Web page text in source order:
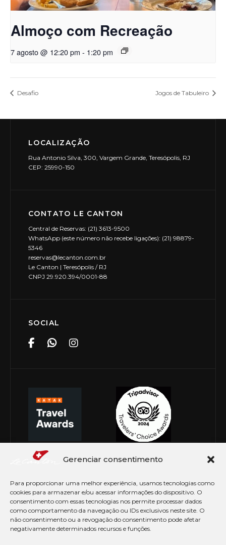
Gerenciar consentimento
Para proporcionar uma melhor experiência, usamos tecnologias como
cookies para armazenar e/ou acessar informações do dispositivo. O
consentimento com essas tecnologias nos permite processar dados
como comportamento da navegação ou IDs exclusivos neste site. O
não consentimento ou a revogação do consentimento pode afetar
negativamente determinados recursos e funções.
Almoço com Recreação
7 agosto @ 12:20 pm - 1:20 pm
Desafio Jogos de Tabuleiro
LOCALIZAÇÃO
Rua Antonio Silva, 300, Vargem Grande, Teresópolis, RJ
CEP: 25990-150
CONTATO LE CANTON
Central de Reservas: (21) 3613-9500
WhatsApp (este número não recebe ligações): (21) 98879-
5346
reservas@lecanton.com.br
Le Canton | Teresópolis / RJ
CNPJ 29.920.394/0001-88
SOCIAL
© Copyright 2026 Le Canton. Todos os direitos